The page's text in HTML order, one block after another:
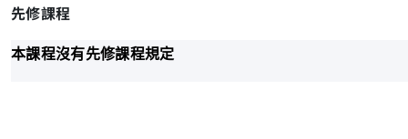
先修課程
本課程沒有先修課程規定